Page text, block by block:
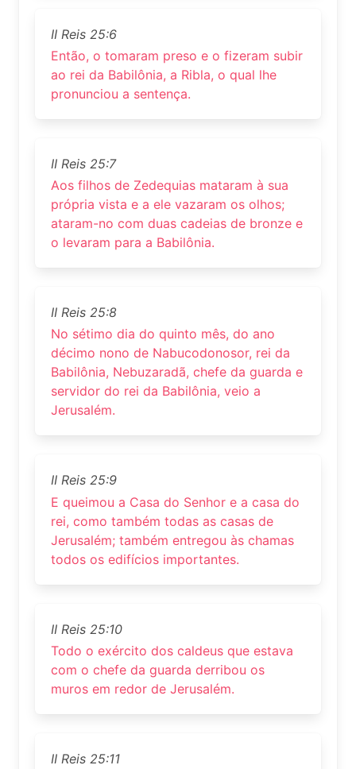
II Reis 25:6
Então, o tomaram preso e o fizeram subir
ao rei da Babilônia, a Ribla, o qual lhe
pronunciou a sentença.
II Reis 25:7
Aos filhos de Zedequias mataram à sua
própria vista e a ele vazaram os olhos;
ataram-no com duas cadeias de bronze e
o levaram para a Babilônia.
II Reis 25:8
No sétimo dia do quinto mês, do ano
décimo nono de Nabucodonosor, rei da
Babilônia, Nebuzaradã, chefe da guarda e
servidor do rei da Babilônia, veio a
Jerusalém.
II Reis 25:9
E queimou a Casa do Senhor e a casa do
rei, como também todas as casas de
Jerusalém; também entregou às chamas
todos os edifícios importantes.
II Reis 25:10
Todo o exército dos caldeus que estava
com o chefe da guarda derribou os
muros em redor de Jerusalém.
II Reis 25:11